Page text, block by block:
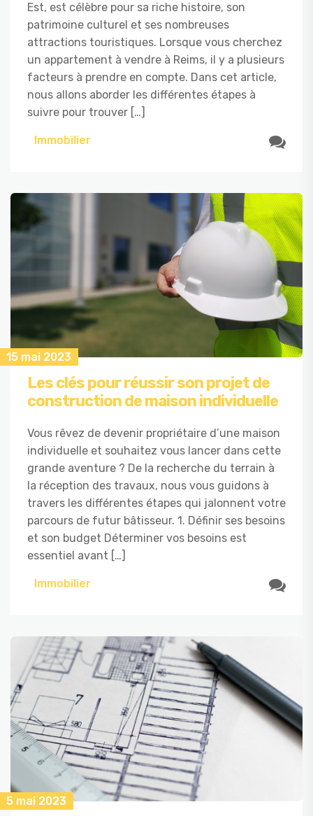
Est, est célèbre pour sa riche histoire, son
patrimoine culturel et ses nombreuses
attractions touristiques. Lorsque vous cherchez
un appartement à vendre à Reims, il y a plusieurs
facteurs à prendre en compte. Dans cet article,
nous allons aborder les différentes étapes à
suivre pour trouver […]
Immobilier
15 mai 2023
Les clés pour réussir son projet de
construction de maison individuelle
Vous rêvez de devenir propriétaire d’une maison
individuelle et souhaitez vous lancer dans cette
grande aventure ? De la recherche du terrain à
la réception des travaux, nous vous guidons à
travers les différentes étapes qui jalonnent votre
parcours de futur bâtisseur. 1. Définir ses besoins
et son budget Déterminer vos besoins est
essentiel avant […]
Immobilier
5 mai 2023